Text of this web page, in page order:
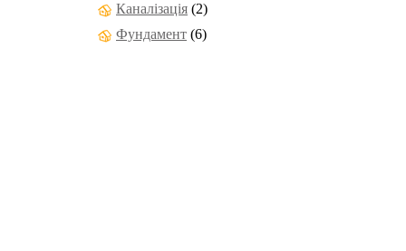
Каналізація (2)
Фундамент (6)